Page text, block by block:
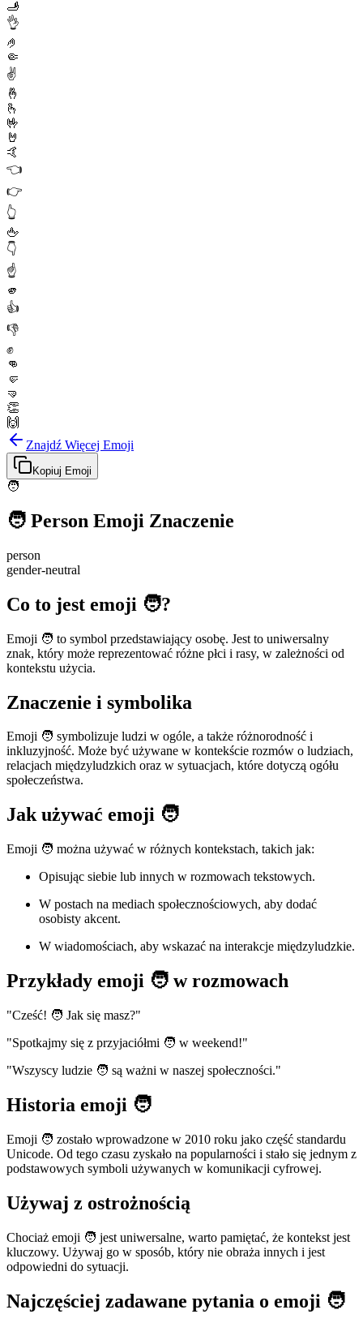
🫸
👌
🤌
🤏
✌️
🤞
🫰
🤟
🤘
🤙
👈
👉
👆
🖕
👇
☝️
🫵
👍
👎
✊
👊
🤛
🤜
👏
🙌
Znajdź Więcej Emoji
Kopiuj Emoji
🧑
🧑 Person Emoji Znaczenie
person
gender-neutral
Co to jest emoji 🧑?
Emoji 🧑 to symbol przedstawiający osobę. Jest to uniwersalny
znak, który może reprezentować różne płci i rasy, w zależności od
kontekstu użycia.
Znaczenie i symbolika
Emoji 🧑 symbolizuje ludzi w ogóle, a także różnorodność i
inkluzyjność. Może być używane w kontekście rozmów o ludziach,
relacjach międzyludzkich oraz w sytuacjach, które dotyczą ogółu
społeczeństwa.
Jak używać emoji 🧑
Emoji 🧑 można używać w różnych kontekstach, takich jak:
Opisując siebie lub innych w rozmowach tekstowych.
W postach na mediach społecznościowych, aby dodać
osobisty akcent.
W wiadomościach, aby wskazać na interakcje międzyludzkie.
Przykłady emoji 🧑 w rozmowach
"Cześć! 🧑 Jak się masz?"
"Spotkajmy się z przyjaciółmi 🧑 w weekend!"
"Wszyscy ludzie 🧑 są ważni w naszej społeczności."
Historia emoji 🧑
Emoji 🧑 zostało wprowadzone w 2010 roku jako część standardu
Unicode. Od tego czasu zyskało na popularności i stało się jednym z
podstawowych symboli używanych w komunikacji cyfrowej.
Używaj z ostrożnością
Chociaż emoji 🧑 jest uniwersalne, warto pamiętać, że kontekst jest
kluczowy. Używaj go w sposób, który nie obraża innych i jest
odpowiedni do sytuacji.
Najczęściej zadawane pytania o emoji 🧑